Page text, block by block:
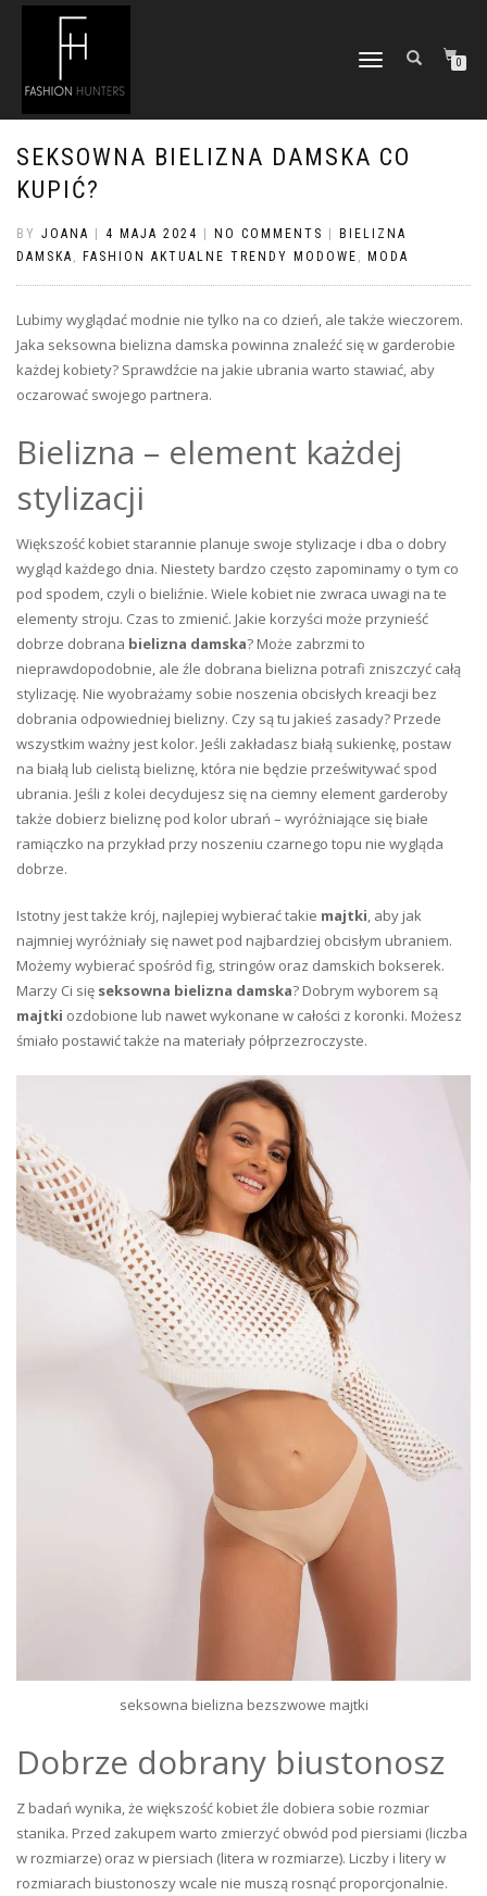
TOGGLE
0
SEKSOWNA BIELIZNA DAMSKA CO
KUPIĆ?
BY JOANA 4 MAJA 2024 NO COMMENTS
BIELIZNA
DAMSKA , FASHION AKTUALNE TRENDY MODOWE , MODA
Lubimy wyglądać modnie nie tylko na co dzień, ale także wieczorem.
Jaka seksowna bielizna damska powinna znaleźć się w garderobie
każdej kobiety? Sprawdźcie na jakie ubrania warto stawiać, aby
oczarować swojego partnera.
Bielizna – element każdej
stylizacji
Większość kobiet starannie planuje swoje stylizacje i dba o dobry
wygląd każdego dnia. Niestety bardzo często zapominamy o tym co
pod spodem, czyli o bieliźnie. Wiele kobiet nie zwraca uwagi na te
elementy stroju. Czas to zmienić. Jakie korzyści może przynieść
dobrze dobrana bielizna damska? Może zabrzmi to
nieprawdopodobnie, ale źle dobrana bielizna potrafi zniszczyć całą
stylizację. Nie wyobrażamy sobie noszenia obcisłych kreacji bez
dobrania odpowiedniej bielizny. Czy są tu jakieś zasady? Przede
wszystkim ważny jest kolor. Jeśli zakładasz białą sukienkę, postaw
na białą lub cielistą bieliznę, która nie będzie prześwitywać spod
ubrania. Jeśli z kolei decydujesz się na ciemny element garderoby
także dobierz bieliznę pod kolor ubrań – wyróżniające się białe
ramiączko na przykład przy noszeniu czarnego topu nie wygląda
dobrze.
Istotny jest także krój, najlepiej wybierać takie majtki, aby jak
najmniej wyróżniały się nawet pod najbardziej obcisłym ubraniem.
Możemy wybierać spośród fig, stringów oraz damskich bokserek.
Marzy Ci się seksowna bielizna damska? Dobrym wyborem są
majtki ozdobione lub nawet wykonane w całości z koronki. Możesz
śmiało postawić także na materiały półprzezroczyste.
seksowna bielizna bezszwowe majtki
Dobrze dobrany biustonosz
Z badań wynika, że większość kobiet źle dobiera sobie rozmiar
stanika. Przed zakupem warto zmierzyć obwód pod piersiami (liczba
w rozmiarze) oraz w piersiach (litera w rozmiarze). Liczby i litery w
rozmiarach biustonoszy wcale nie muszą rosnąć proporcjonalnie.